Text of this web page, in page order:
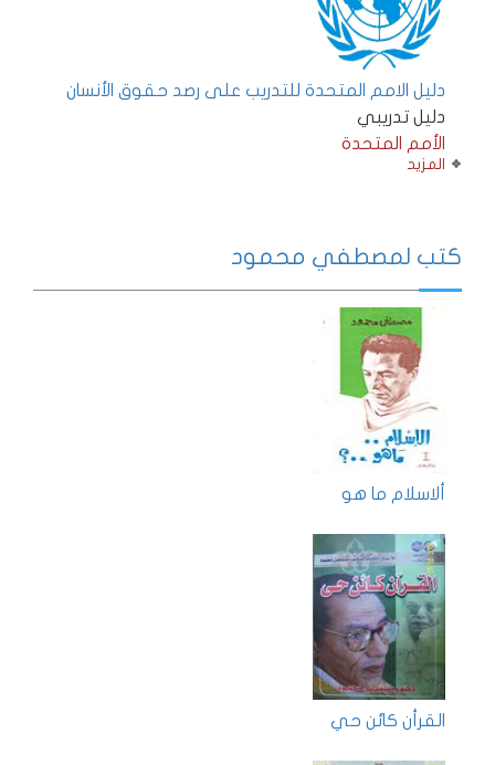
دليل الامم المتحدة للتدريب على رصد حقوق الأنسان
دليل تدريبي
الأمم المتحدة
المزيد
كتب لمصطفي محمود
ألاسلام ما هو
القرأن كائن حي